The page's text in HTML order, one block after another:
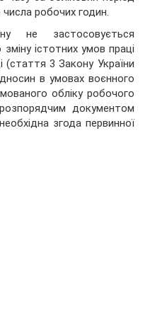
робочих годин.
не застосовується
істотних умов праці
3 Закону України
в умовах воєнного
обліку робочого
документом
згода первинної